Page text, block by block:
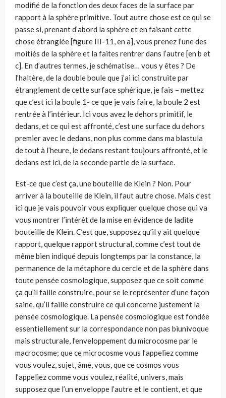
modifié de la fonc­tion des deux faces de la surface par
rapport à la sphère primitive. Tout autre chose est ce qui se
passe si, prenant d’abord la sphère et en faisant cette
chose étranglée [figure III-11, en a], vous prenez l’une des
moitiés de la sphère et la faites rentrer dans l’autre [en b et
c]. En d’autres termes, je schéma­tise… vous y êtes ? De
l’haltère, de la double boule que j’ai ici construite par
étranglement de cette surface sphérique, je fais – mettez
que c’est ici la boule 1- ce que je vais faire, la boule 2 est
rentrée à l’intérieur. Ici vous avez le dehors primitif, le
dedans, et ce qui est affronté, c’est une surface du dehors
premier avec le dedans, non plus comme dans ma blastula
de tout à l’heure, le dedans restant toujours affronté, et le
dedans est ici, de la seconde partie de la surface.
Est-ce que c’est ça, une bouteille de Klein ? Non. Pour
arriver à la bouteille de Klein, il faut autre chose. Mais c’est
ici que je vais pouvoir vous expliquer quelque chose qui va
vous montrer l’intérêt de la mise en évidence de ladite
bouteille de Klein. C’est que, supposez qu’il y ait quelque
rapport, quelque rap­port structural, comme c’est tout de
même bien indiqué depuis longtemps par la constance, la
permanence de la métaphore du cercle et de la sphère dans
toute pensée cosmologique, supposez que ce soit comme
ça qu’il faille construire, pour se le représenter d’une façon
saine, qu’il faille construire ce qui concerne justement la
pensée cosmologique. La pensée cosmologique est fondée
essen­tiellement sur la correspondance non pas biunivoque
mais structurale, l’enve­loppement du microcosme par le
macrocosme; que ce microcosme vous l’ap­peliez comme
vous voulez, sujet, âme, vous, que ce cosmos vous
l’appeliez comme vous voulez, réalité, univers, mais
supposez que l’un enveloppe l’autre et le contient, et que